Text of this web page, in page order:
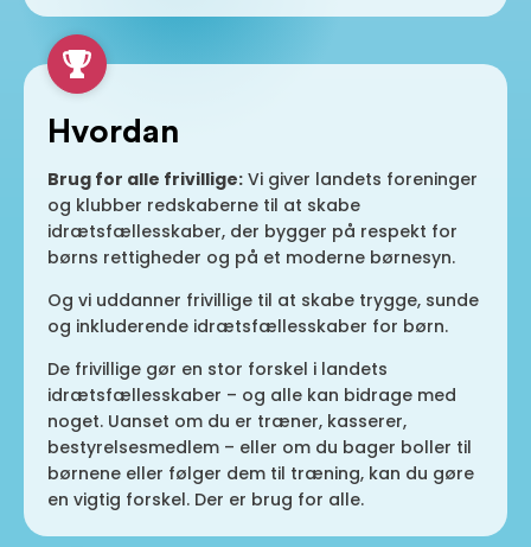
Hvordan
Brug for alle frivillige: Vi giver landets foreninger
og klubber redskaberne til at skabe
idrætsfællesskaber, der bygger på respekt for
børns rettigheder og på et moderne børnesyn.
Og vi uddanner frivillige til at skabe trygge, sunde
og inkluderende idrætsfællesskaber for børn.
De frivillige gør en stor forskel i landets
idrætsfællesskaber – og alle kan bidrage med
noget. Uanset om du er træner, kasserer,
bestyrelsesmedlem – eller om du bager boller til
børnene eller følger dem til træning, kan du gøre
en vigtig forskel. Der er brug for alle.